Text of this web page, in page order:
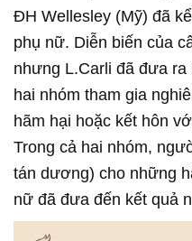
ĐH Wellesley (Mỹ) đã
phụ nữ. Diễn biến của
nhưng L.Carli đã đưa
hai nhóm tham gia
hãm hại hoặc kết hôn
Trong cả hai nhóm,
tán dương) cho những
nữ đã đưa đến kết quả